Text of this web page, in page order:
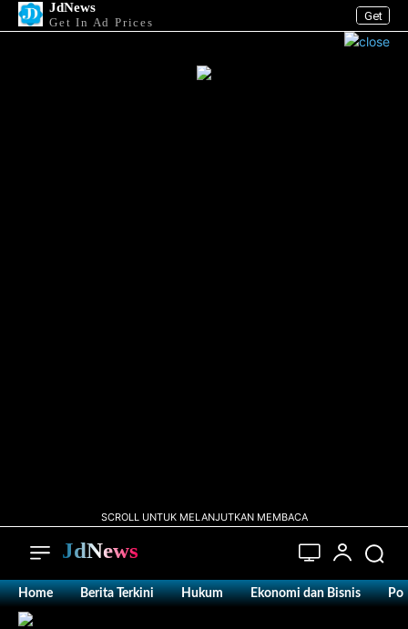
Get
JdNews
Get In Ad Prices
SCROLL UNTUK MELANJUTKAN MEMBACA
JdNews
Home Berita Terkini Hukum Ekonomi dan Bisnis